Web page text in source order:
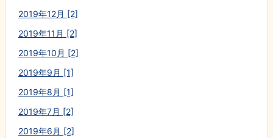
2019年12月 [2]
2019年11月 [2]
2019年10月 [2]
2019年9月 [1]
2019年8月 [1]
2019年7月 [2]
2019年6月 [2]